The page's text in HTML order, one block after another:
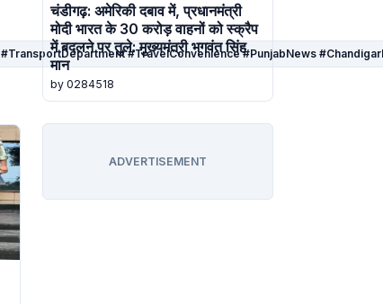
#TransportDepartment #TravelConvenience #PunjabNews
चंडीगढ़: अमेरिकी दबाव में, प्रधानमंत्री
मोदी भारत के 30 करोड़ वाहनों को स्क्रैप
में बदलने पर तुले: मुख्यमंत्री भगवंत सिंह
मान
by 0284518
ADVERTISEMENT